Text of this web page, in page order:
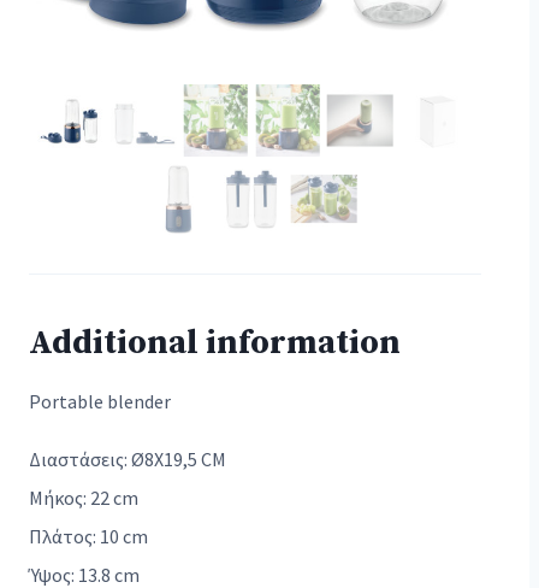
Additional information
Portable blender
Διαστάσεις: Ø8X19,5 CM
Μήκος: 22 cm
Πλάτος: 10 cm
Ύψος: 13.8 cm